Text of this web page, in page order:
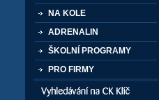
NA KOLE
ADRENALIN
ŠKOLNÍ PROGRAMY
PRO FIRMY
Vyhledávání kurzů a akcí